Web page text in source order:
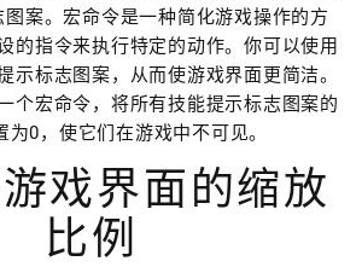
图案。宏命令是一种简化游戏操作的方
的指令来执行特定的动作。你可以使用
示标志图案，从而使游戏界面更简洁。
个宏命令，将所有技能提示标志图案的
为0，使它们在游戏中不可见。
戏界面的缩放
比例